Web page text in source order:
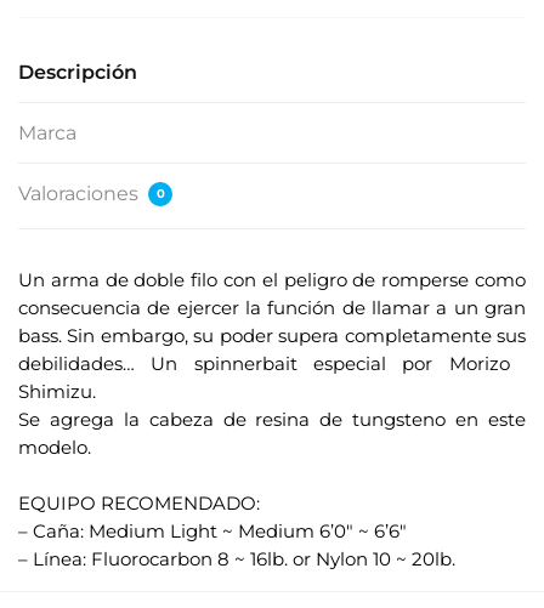
Descripción
Marca
Valoraciones 0
Un arma de doble filo con el peligro de romperse como
consecuencia de ejercer la función de llamar a un gran
bass. Sin embargo, su poder supera completamente sus
debilidades… Un spinnerbait especial por Morizo ​​
Shimizu.
Se agrega la cabeza de resina de tungsteno en este
modelo.
EQUIPO RECOMENDADO:
– Caña: Medium Light ~ Medium 6’0" ~ 6’6"
– Línea: Fluorocarbon 8 ~ 16lb. or Nylon 10 ~ 20lb.